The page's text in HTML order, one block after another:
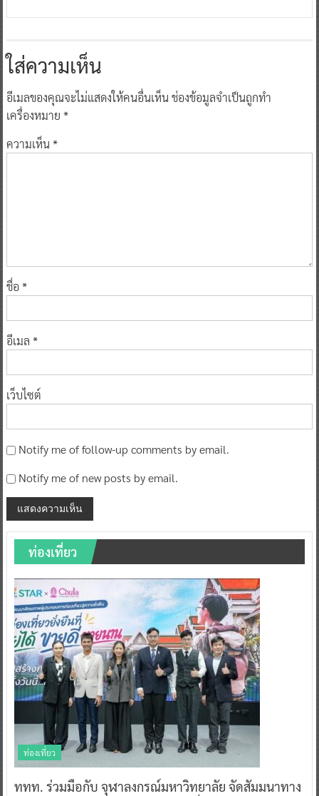
ใส่ความเห็น
อีเมลของคุณจะไม่แสดงให้คนอื่นเห็นช่องข้อมูลจำเป็นถูกทำ
เครื่องหมาย *
ความเห็น*
ชื่อ *
อีเมล *
เว็บไซต์
Notify me of follow-up comments by email.
Notify me of new posts by email.
ท่องเที่ยว
ท่องเที่ยว
ททท. ร่วมมือกับ จุฬาลงกรณ์มหาวิทยาลัย จัดสัมมนาทาง